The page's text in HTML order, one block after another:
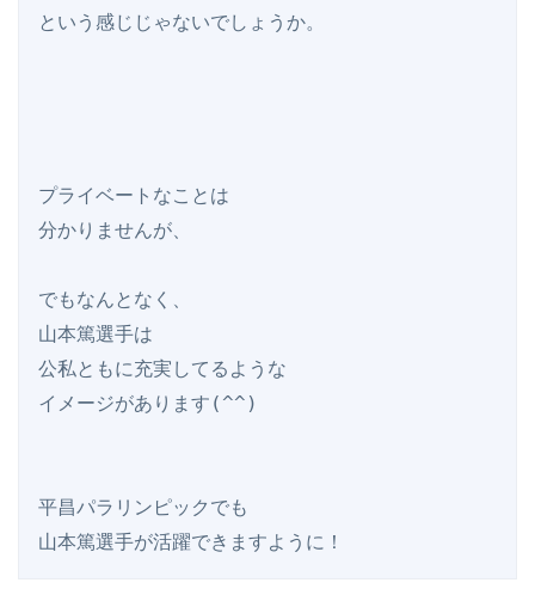
という感じじゃないでしょうか。
プライベートなことは
分かりませんが、
でもなんとなく、
山本篤選手は
公私ともに充実してるような
イメージがあります(^^)
平昌パラリンピックでも